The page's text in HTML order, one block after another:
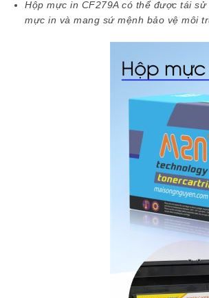
Hộp mực in CF279A có thể được tái
mực in và mang sứ mệnh bảo vệ môi